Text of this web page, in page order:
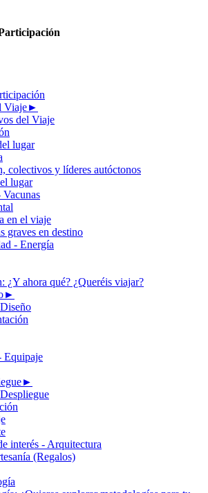
Viaje►
del Viaje
lugar
colectivos y líderes autóctonos
lugar
Vacunas
en el viaje
graves en destino
- Energía
¿Y ahora qué? ¿Queréis viajar?
►
Equipaje
►
interés - Arquitectura
(Regalos)